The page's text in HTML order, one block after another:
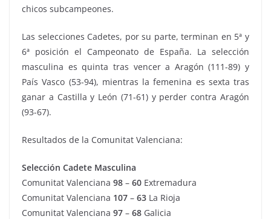
chicos subcampeones.
Las selecciones Cadetes, por su parte, terminan en 5ª y
6ª posición el Campeonato de España. La selección
masculina es quinta tras vencer a Aragón (111-89) y
País Vasco (53-94), mientras la femenina es sexta tras
ganar a Castilla y León (71-61) y perder contra Aragón
(93-67).
Resultados de la Comunitat Valenciana:
Selección Cadete Masculina
Comunitat Valenciana 98 – 60 Extremadura
Comunitat Valenciana 107 – 63 La Rioja
Comunitat Valenciana 97 – 68 Galicia